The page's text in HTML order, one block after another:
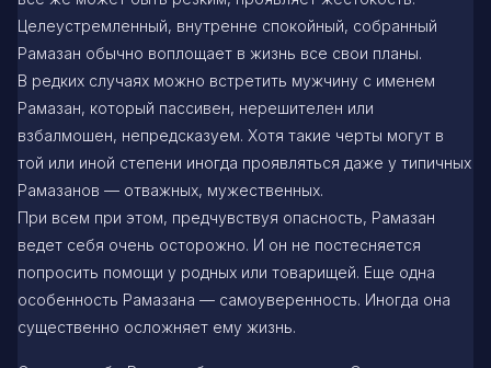
Целеустремленный, внутренне спокойный, собранный
Рамазан обычно воплощает в жизнь все свои планы.
В редких случаях можно встретить мужчину с именем
Рамазан, который пассивен, нерешителен или
взбалмошен, непредсказуем. Хотя такие черты могут в
той или иной степени иногда проявляться даже у типичных
Рамазанов — отважных, мужественных.
При всем при этом, предчувствуя опасность, Рамазан
ведет себя очень осторожно. И он не постесняется
попросить помощи у родных или товарищей. Еще одна
особенность Рамазана — самоуверенность. Иногда она
существенно осложняет ему жизнь.